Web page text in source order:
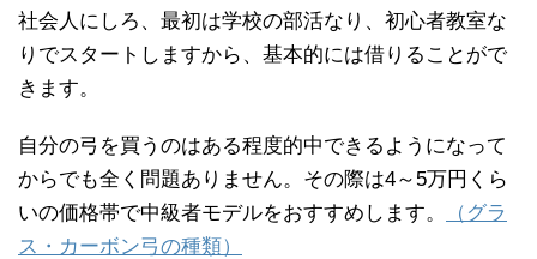
社会人にしろ、最初は学校の部活なり、初心者教室な
りでスタートしますから、基本的には借りることがで
きます。
自分の弓を買うのはある程度的中できるようになって
からでも全く問題ありません。その際は4～5万円くら
いの価格帯で中級者モデルをおすすめします。
（グラ
ス・カーボン弓の種類）